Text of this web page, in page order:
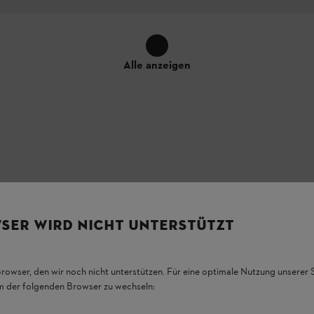
Alle anzeigen
die konkrete Anbringung der Ausstattungsmerkmale am Produkt
WIRD NICHT UNTERSTÜTZT
den wir noch nicht unterstützen. Für eine optimale Nutzung unserer
der folgenden Browser zu wechseln: